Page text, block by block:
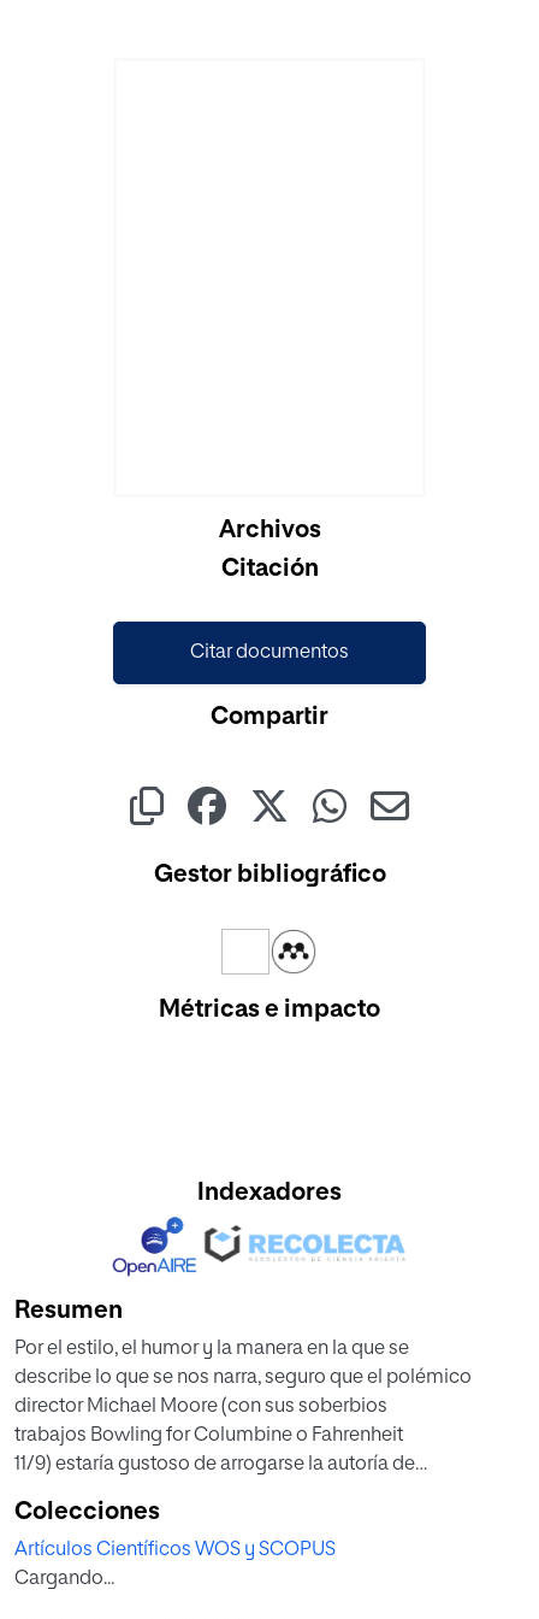
Archivos
Citación
Citar documentos
Compartir
Gestor bibliográfico
Métricas e impacto
Indexadores
Resumen
Por el estilo, el humor y la manera en la que se
describe lo que se nos narra, seguro que el polémico
director Michael Moore (con sus soberbios
trabajos Bowling for Columbine o Fahrenheit
11/9) estaría gustoso de arrogarse la autoría de
vicepresidente de los EEUU, Dick Cheney.
A medida que la cámara nos va adentrando más
y más en este personaje, más nos damos cuenta
Colecciones
Artículos Científicos WOS y SCOPUS
Cargando...